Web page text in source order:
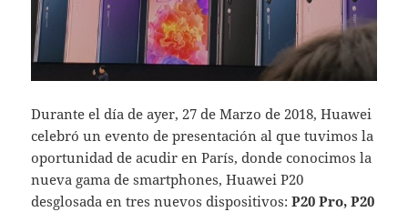
Durante el día de ayer, 27 de Marzo de 2018, Huawei
celebró un evento de presentación al que tuvimos la
oportunidad de acudir en París, donde conocimos la
nueva gama de smartphones, Huawei P20
desglosada en tres nuevos dispositivos:P20 Pro, P20